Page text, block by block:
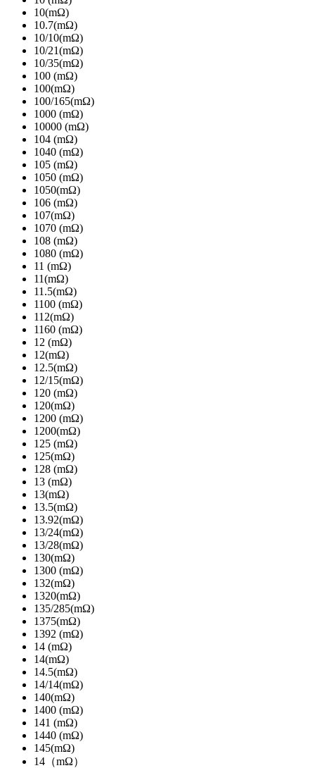
10(mΩ)
10.7(mΩ)
10/10(mΩ)
10/21(mΩ)
10/35(mΩ)
100 (mΩ)
100(mΩ)
100/165(mΩ)
1000 (mΩ)
10000 (mΩ)
104 (mΩ)
1040 (mΩ)
105 (mΩ)
1050 (mΩ)
1050(mΩ)
106 (mΩ)
107(mΩ)
1070 (mΩ)
108 (mΩ)
1080 (mΩ)
11 (mΩ)
11(mΩ)
11.5(mΩ)
1100 (mΩ)
112(mΩ)
1160 (mΩ)
12 (mΩ)
12(mΩ)
12.5(mΩ)
12/15(mΩ)
120 (mΩ)
120(mΩ)
1200 (mΩ)
1200(mΩ)
125 (mΩ)
125(mΩ)
128 (mΩ)
13 (mΩ)
13(mΩ)
13.5(mΩ)
13.92(mΩ)
13/24(mΩ)
13/28(mΩ)
130(mΩ)
1300 (mΩ)
132(mΩ)
1320(mΩ)
135/285(mΩ)
1375(mΩ)
1392 (mΩ)
14 (mΩ)
14(mΩ)
14.5(mΩ)
14/14(mΩ)
140(mΩ)
1400 (mΩ)
141 (mΩ)
1440 (mΩ)
145(mΩ)
14（mΩ）